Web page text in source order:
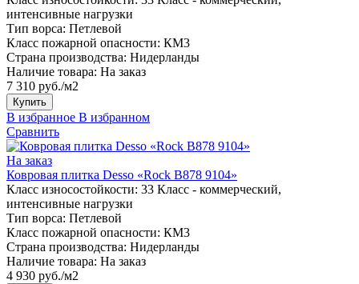
интенсивные нагрузки
Тип ворса: Петлевой
Класс пожарной опасности: КМ3
Страна производства: Нидерланды
Наличие товара: На заказ
7 310 руб./м2
Купить
В избранное В избранном
Сравнить
На заказ
Ковровая плитка Desso «Rock B878 9104»
Класс износостойкости: 33 Класс - коммерческий,
интенсивные нагрузки
Тип ворса: Петлевой
Класс пожарной опасности: КМ3
Страна производства: Нидерланды
Наличие товара: На заказ
4 930 руб./м2